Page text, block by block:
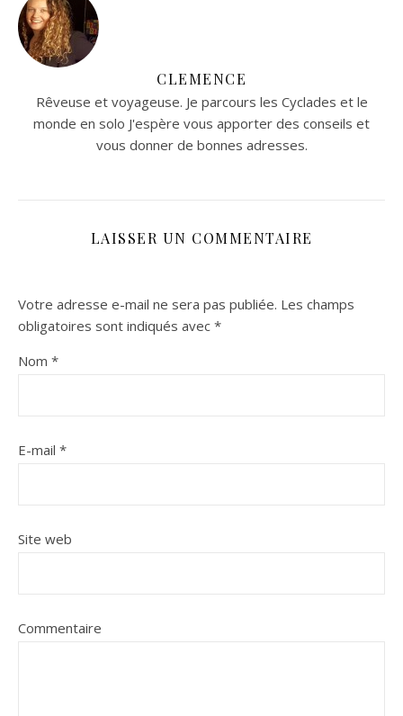
CLEMENCE
Rêveuse et voyageuse. Je parcours les Cyclades et le
monde en solo J'espère vous apporter des conseils et
vous donner de bonnes adresses.
LAISSER UN COMMENTAIRE
Votre adresse e-mail ne sera pas publiée. Les champs
obligatoires sont indiqués avec *
Nom *
E-mail *
Site web
Commentaire